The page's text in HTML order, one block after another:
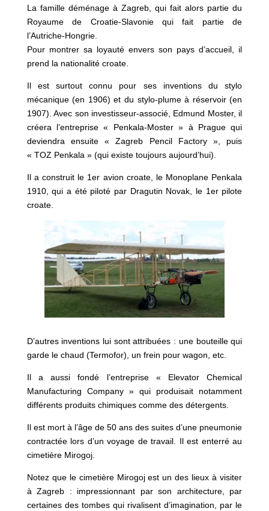
La famille déménage à Zagreb, qui fait alors partie du
Royaume de Croatie-Slavonie qui fait partie de
l’Autriche-Hongrie.
Pour montrer sa loyauté envers son pays d’accueil, il
prend la nationalité croate.
Il est surtout connu pour ses inventions du stylo
mécanique (en 1906) et du stylo-plume à réservoir (en
1907). Avec son investisseur-associé, Edmund Moster, il
créera l’entreprise « Penkala-Moster » à Prague qui
deviendra ensuite « Zagreb Pencil Factory », puis
« TOZ Penkala » (qui existe toujours aujourd’hui).
Il a construit le 1er avion croate, le Monoplane Penkala
1910, qui a été piloté par Dragutin Novak, le 1er pilote
croate.
D’autres inventions lui sont attribuées : une bouteille qui
garde le chaud (Termofor), un frein pour wagon, etc.
Il a aussi fondé l’entreprise « Elevator Chemical
Manufacturing Company » qui produisait notamment
différents produits chimiques comme des détergents.
Il est mort à l’âge de 50 ans des suites d’une pneumonie
contractée lors d’un voyage de travail. Il est enterré au
cimetière Mirogoj.
Notez que le cimetière Mirogoj est un des lieux à visiter
à Zagreb : impressionnant par son architecture, par
certaines des tombes qui rivalisent d’imagination, par le